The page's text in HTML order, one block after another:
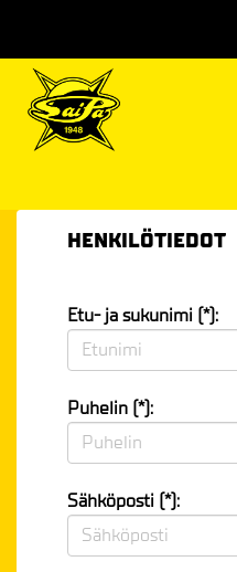
HENKILÖTIEDOT
Etu- ja sukunimi (*):
Puhelin (*):
Sähköposti (*):